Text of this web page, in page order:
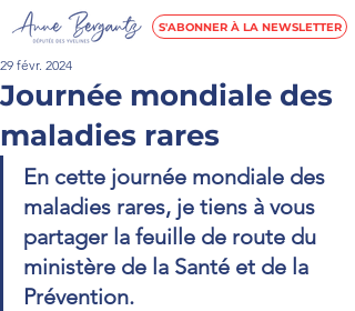
S'ABONNER À LA NEWSLETTER
Journée mondiale des
maladies rares
29 févr. 2024
En cette journée mondiale des
maladies rares, je tiens à vous
partager la feuille de route du
ministère de la Santé et de la
Prévention.